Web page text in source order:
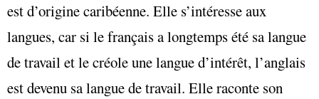
est d’origine caribéenne. Elle s’intéresse aux
langues, car si le français a longtemps été sa langue
de travail et le créole une langue d’intérêt, l’anglais
est devenu sa langue de travail. Elle raconte son